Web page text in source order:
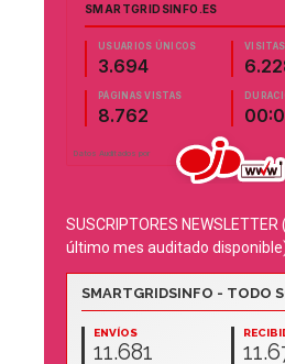
SUSCRIPTORES
último mes auditado